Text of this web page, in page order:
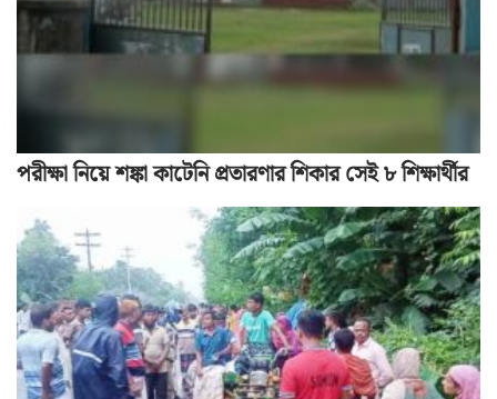
পরীক্ষা নিয়ে শঙ্কা কাটেনি প্রতারণার শিকার সেই ৮ শিক্ষার্থীর